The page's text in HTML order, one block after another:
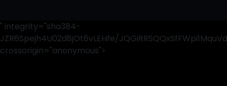
" integrity="sha384-
JZR6Spejh4U02d8jOt6vLEHfe/
crossorigin="anonymous">